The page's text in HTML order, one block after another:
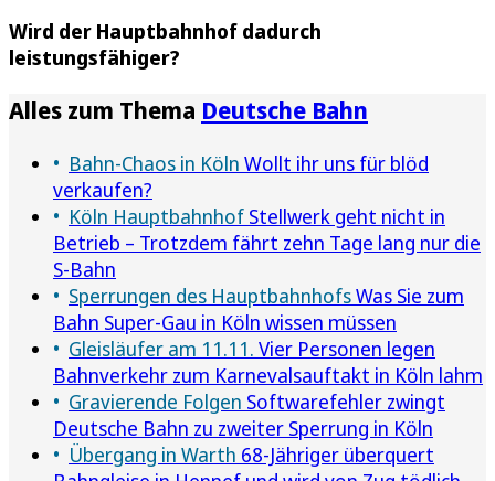
Wird der Hauptbahnhof dadurch
leistungsfähiger?
Alles zum Thema Deutsche Bahn
Bahn-Chaos in Köln Wollt ihr uns für blöd
verkaufen?
Köln Hauptbahnhof Stellwerk geht nicht in
Betrieb – Trotzdem fährt zehn Tage lang nur die
S-Bahn
Sperrungen des HauptbahnhofsWas Sie zum
Bahn Super-Gau in Köln wissen müssen
Gleisläufer am 11.11. Vier Personen legen
Bahnverkehr zum Karnevalsauftakt in Köln lahm
Gravierende Folgen Softwarefehler zwingt
Deutsche Bahn zu zweiter Sperrung in Köln
Übergang in Warth 68-Jähriger überquert